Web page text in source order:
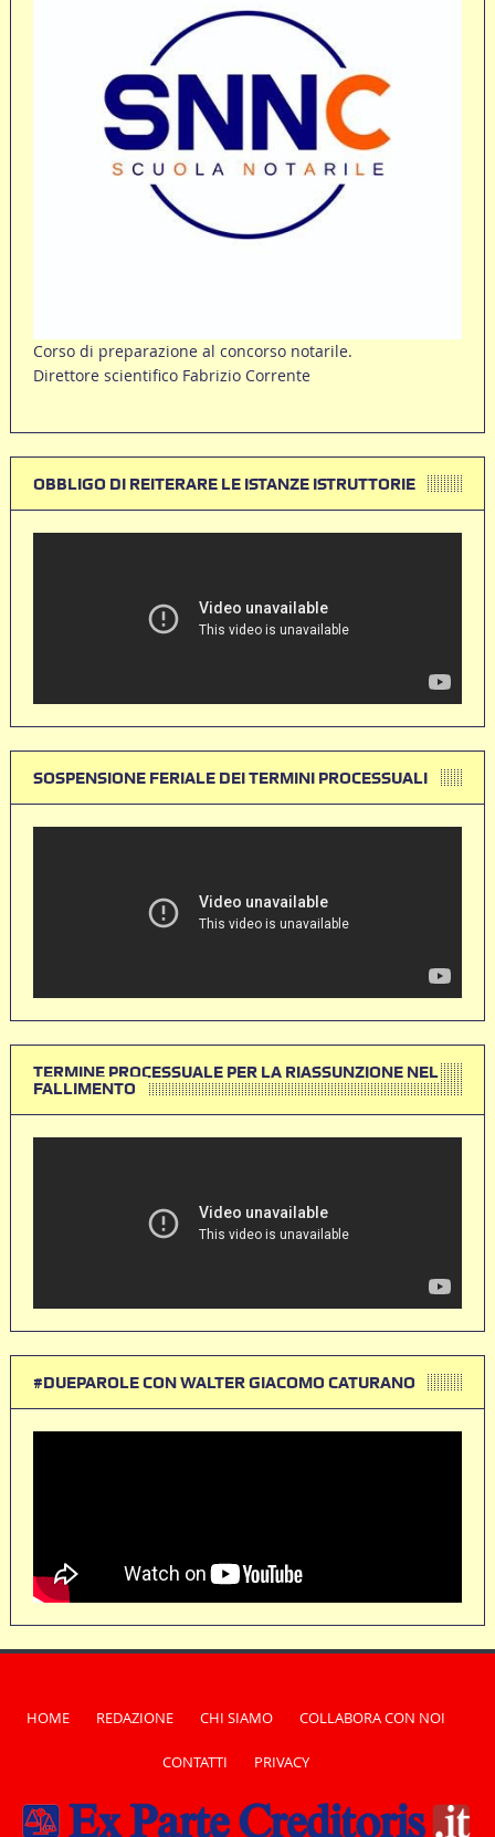
Corso di preparazione al concorso notarile.
Direttore scientifico Fabrizio Corrente
OBBLIGO DI REITERARE LE ISTANZE ISTRUTTORIE
SOSPENSIONE FERIALE DEI TERMINI PROCESSUALI
TERMINE PROCESSUALE PER LA RIASSUNZIONE NEL
FALLIMENTO
#DUEPAROLE CON WALTER GIACOMO CATURANO
HOME REDAZIONE CHI SIAMO COLLABORA CON NOI
CONTATTI PRIVACY